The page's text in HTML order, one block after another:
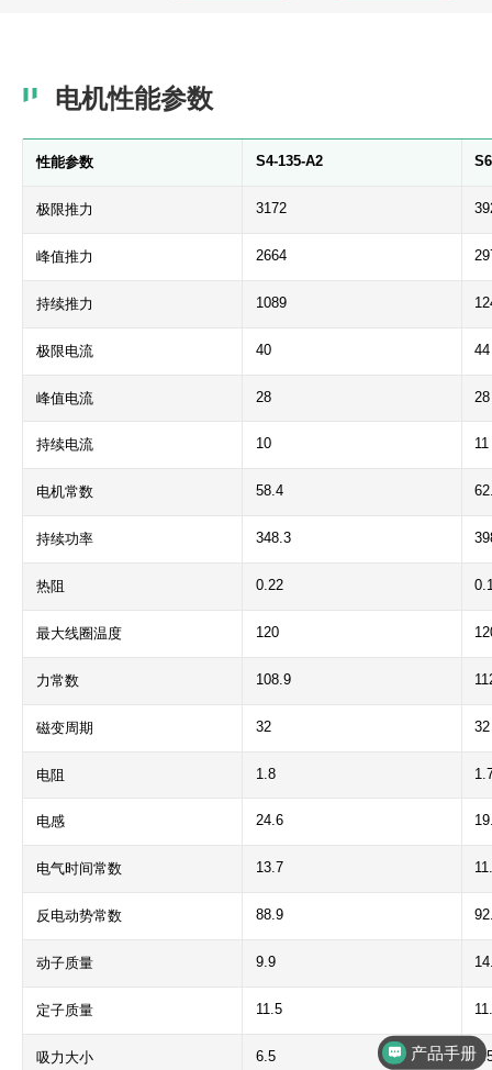
电机性能参数
性能参数 S4-135-A2
极限推力 3172
峰值推力 2664
持续推力 1089
极限电流 40 44
峰值电流 28 28
持续电流 10 11
电机常数 58.4
持续功率 348.3
热阻 0.22
最大线圈温度 120
力常数 108.9
磁变周期 32 32
电阻 1.8
电感 24.6
电气时间常数 13.7
反电动势常数 88.9
动子质量 9.9
定子质量 11.5
吸力大小 6.5 产品手册